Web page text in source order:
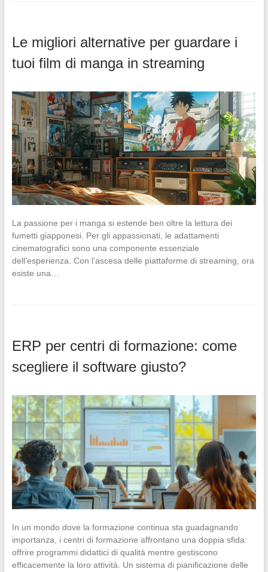
Le migliori alternative per guardare i
tuoi film di manga in streaming
La passione per i manga si estende ben oltre la lettura dei
fumetti giapponesi. Per gli appassionati, le adattamenti
cinematografici sono una componente essenziale
dell’esperienza. Con l’ascesa delle piattaforme di streaming, ora
esiste una…
ERP per centri di formazione: come
scegliere il software giusto?
In un mondo dove la formazione continua sta guadagnando
importanza, i centri di formazione affrontano una doppia sfida:
offrire programmi didattici di qualità mentre gestiscono
efficacemente la loro attività. Un sistema di pianificazione delle